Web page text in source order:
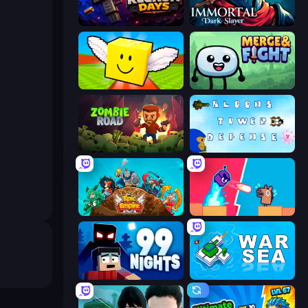
Reckon Days Immortal: Dark Slayer
Lucky Brainrot Blocks Online Merge & Fight
Zombie Road
Epic Empire: Tower Defense Boom Slingers ReBoom
99 Nights (Bloxd.io) War Sea